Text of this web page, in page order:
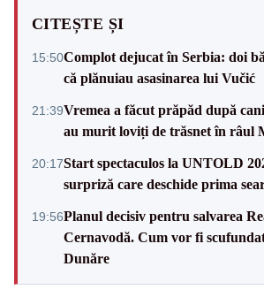
CITEȘTE ȘI
15:50Complot dejucat în Serbia: doi
că plănuiau asasinarea lui Vučić
21:39Vremea a făcut prăpăd după
au murit loviți de trăsnet în râul
20:17Start spectaculos la UNTOLD
surpriză care deschide prima
19:56Planul decisiv pentru salvarea
Cernavodă. Cum vor fi
Dunăre